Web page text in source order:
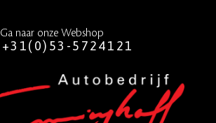
Ga naar onze Webshop
+31(0)53-5724121